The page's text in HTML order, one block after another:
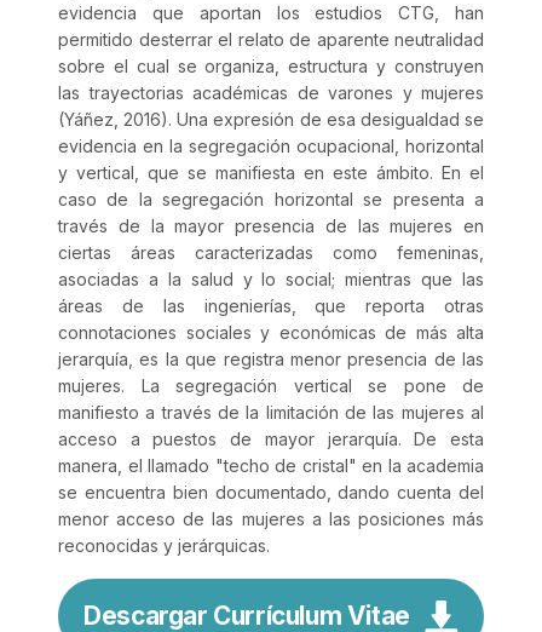
evidencia que aportan los estudios CTG, han
permitido desterrar el relato de aparente neutralidad
sobre el cual se organiza, estructura y construyen
las trayectorias académicas de varones y mujeres
(Yáñez, 2016). Una expresión de esa desigualdad se
evidencia en la segregación ocupacional, horizontal
y vertical, que se manifiesta en este ámbito. En el
caso de la segregación horizontal se presenta a
través de la mayor presencia de las mujeres en
ciertas áreas caracterizadas como femeninas,
asociadas a la salud y lo social; mientras que las
áreas de las ingenierías, que reporta otras
connotaciones sociales y económicas de más alta
jerarquía, es la que registra menor presencia de las
mujeres. La segregación vertical se pone de
manifiesto a través de la limitación de las mujeres al
acceso a puestos de mayor jerarquía. De esta
manera, el llamado "techo de cristal" en la academia
se encuentra bien documentado, dando cuenta del
menor acceso de las mujeres a las posiciones más
reconocidas y jerárquicas.
Descargar Currículum Vitae